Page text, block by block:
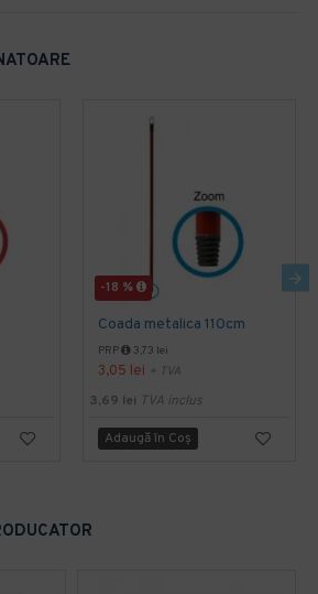
-18 %
Coada metalica 110cm
PRP 3,73 lei
3,05 lei + TVA
3,69 lei TVA inclus
Adaugă în Coş